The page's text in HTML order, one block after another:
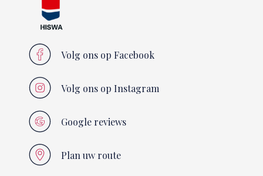
Volg ons op Facebook
Volg ons op Instagram
Google reviews
Plan uw route